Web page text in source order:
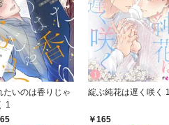
たいのは香りじゃ
1
綻ぶ純花は遅く咲く 1
165